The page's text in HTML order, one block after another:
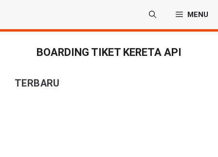
isi
MENU
BOARDING TIKET KERETA API
TERBARU